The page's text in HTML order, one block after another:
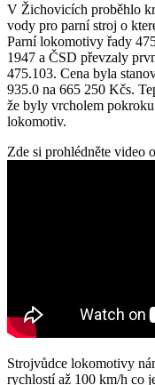
V Žichovicích proběhlo
vody pro parní stroj o
Parní lokomotivy řady
1947 a ČSD převzaly
475.103. Cena byla
935.0 na 665 250 Kčs.
že byly vrcholem
lokomotiv.
Zde si prohlédněte video
Strojvůdce lokomotivy
rychlostí až 100 km/h co